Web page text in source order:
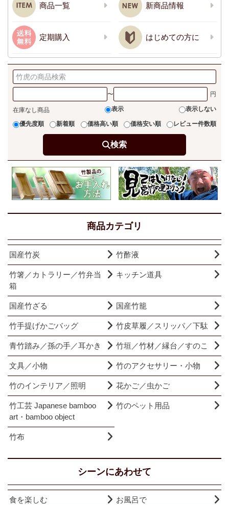
商品一覧 新商品情報
定期購入 はじめての方に
〜
在庫なし商品 表示 表示しない
優先度順 新着順 価格高い順 価格安い順 レビュー件数順
検索
商品カテゴリ
国産竹炭 竹酢液
竹箸／カトラリー／竹弁当
箱
キッチン道具
国産竹ざる 国産竹籠
竹手提げかごバッグ 竹皮草履／スリッパ／下駄
青竹踏み／孫の手／耳かき 竹垣／竹材／縁台／すのこ
文具／小物 竹のアクセサリー・小物
竹のインテリア／照明 花かご／虫かご
竹工芸 Japanese bamboo
art・bamboo object
竹のペット用品
竹布
シーンにあわせて
食を楽しむ お風呂で